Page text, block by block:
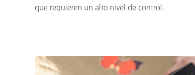
que requieren un alto nivel de control.